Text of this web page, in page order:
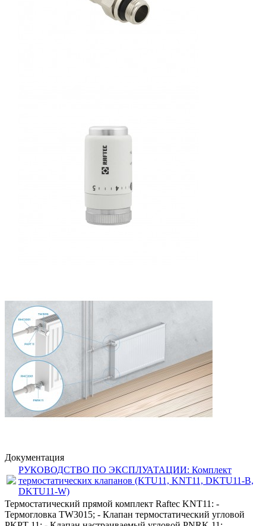
Документация
РУКОВОДСТВО ПО ЭКСПЛУАТАЦИИ: Комплект
термостатических клапанов (KTU11, KNT11, DKTU11-B,
DKTU11-W)
Термостатический прямой комплект Raftec KNT11: -
Термогловка TW3015; - Клапан термостатический угловой